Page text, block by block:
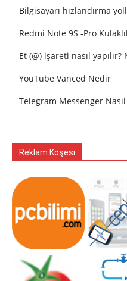
Bilgisayarı hızlandırma
Redmi Note 9S -Pro
Et (@) işareti nasıl
YouTube Vanced Nedir
Telegram Messenger
Reklam Köşesi